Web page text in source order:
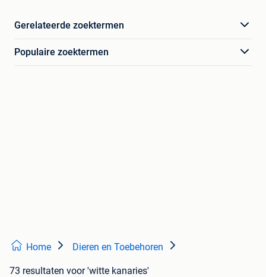
Gerelateerde zoektermen
Populaire zoektermen
Home Dieren en Toebehoren
73 resultaten voor 'witte kanaries'